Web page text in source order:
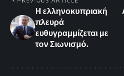
Η ελληνοκυπριακή
πλευρά
ευθυγραμμίζεται με
τον Σιωνισμό.